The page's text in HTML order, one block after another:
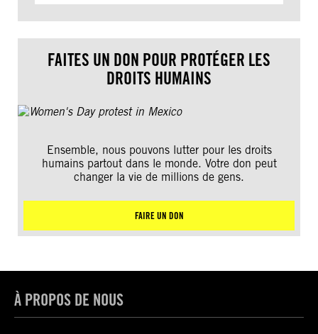
FAITES UN DON POUR PROTÉGER LES
DROITS HUMAINS
Ensemble, nous pouvons lutter pour les droits
humains partout dans le monde. Votre don peut
changer la vie de millions de gens.
FAIRE UN DON
À PROPOS DE NOUS